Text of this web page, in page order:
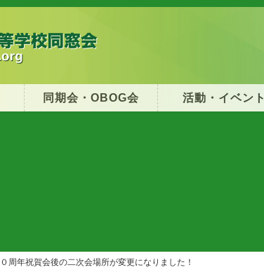
同期会・OBOG会 活動・イベント
周年祝賀会後の二次会場所が変更になりました！